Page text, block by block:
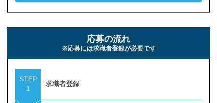
応募の流れ
※応募には求職者登録が必要です
STEP
1
求職者登録